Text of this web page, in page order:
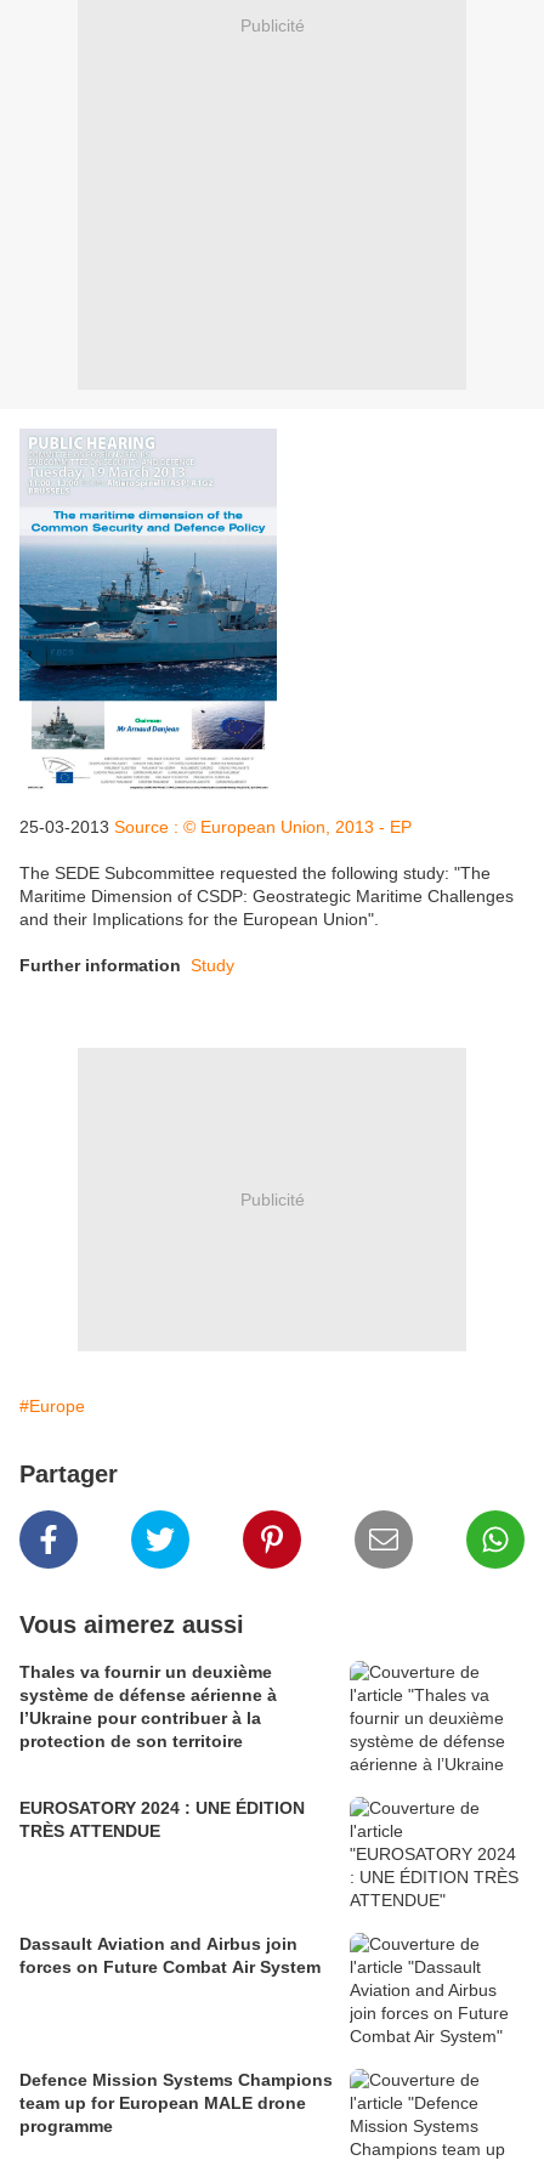
Publicité
25-03-2013 Source : © European Union, 2013 - EP
The SEDE Subcommittee requested the following study: "The
Maritime Dimension of CSDP: Geostrategic Maritime Challenges
and their Implications for the European Union".
Further information Study
Publicité
#Europe
Partager
Vous aimerez aussi
Thales va fournir un deuxième
système de défense aérienne à
l’Ukraine pour contribuer à la
protection de son territoire
EUROSATORY 2024 : UNE ÉDITION
TRÈS ATTENDUE
Dassault Aviation and Airbus join
forces on Future Combat Air System
Defence Mission Systems Champions
team up for European MALE drone
programme